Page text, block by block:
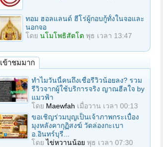
ทอม ฮอลแลนด์ ฮีโร่ผู้กอบกู้ทั้งในจอและ
นอกจอ
โดย นโมโพธิสัตโต พุธ เวลา 13:47
เข้าชมมาก
ทำไมวันนี้คนถึงเชื่อรีวิวน้อยลง? รวม
รีวิวจากผู้ใช้บริการจริง ญาณฮีลใจ by
แมวฟ้า
โดย Maewfah เมื่อวาน เวลา 00:13
ขอเชิญร่วมบุญเป็นเจ้าภาพกระเบื้อง
มุงหลังคากุฏิสงฆ์ วัดล่องกะเบา
อ.อินทร์บุรี...
โดยไข่หวานน้อย พุธ เวลา 07:30